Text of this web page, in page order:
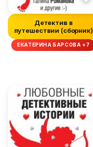
Детектив в
путешествии (сборник)
ЕКАТЕРИНА БАРСОВА +7